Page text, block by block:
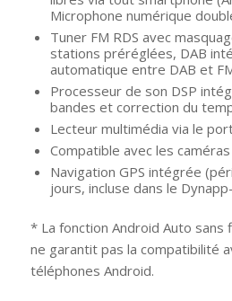
Microphone numérique
Tuner FM RDS avec
stations préréglées, DAB
automatique entre DAB et
Processeur de son DSP
bandes et correction du
Lecteur multimédia via le
Compatible avec les
Navigation GPS intégrée
jours, incluse dans le
* La fonction Android Auto sans
ne garantit pas la compatibilité
téléphones Android.